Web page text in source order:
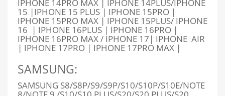
IPHONE 14PRO MAX | IPHONE 14PLUS/IPHONE
15 |IPHONE 15 PLUS | IPHONE 15PRO |
IPHONE 15PRO MAX | IPHONE 15PLUS/ IPHONE
16 | IPHONE 16PLUS | IPHONE 16PRO |
IPHONE 16PRO MAX / IPHONE 17| IPHONE AIR
| IPHONE 17PRO | IPHONE 17PRO MAX |
SAMSUNG:
SAMSUNG S8/S8P/S9/S9P/S10/S10P/S10E/NOTE